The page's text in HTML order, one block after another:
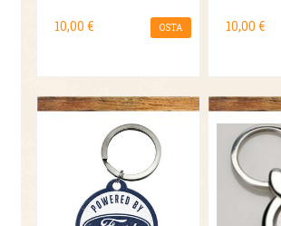
10,00 € OSTA 10,00 €